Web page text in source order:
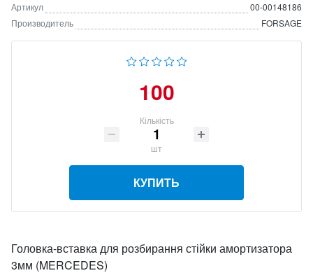
Артикул
00-00148186
Производитель
FORSAGE
100
Кількість
шт
КУПИТЬ
Головка-вставка для розбирання стійки амортизатора
3мм (MERCEDES)